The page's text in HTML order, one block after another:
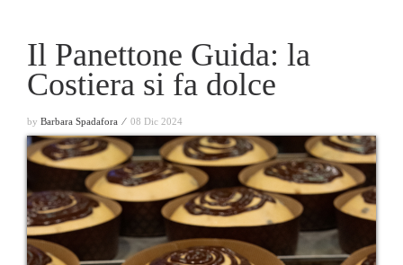
Il Panettone Guida: la
Costiera si fa dolce
by Barbara Spadafora ⁄ 08 Dic 2024